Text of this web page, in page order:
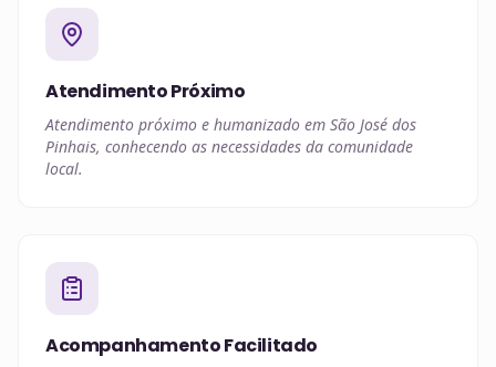
Atendimento Próximo
Atendimento próximo e humanizado em São José dos
Pinhais, conhecendo as necessidades da comunidade
local.
Acompanhamento Facilitado